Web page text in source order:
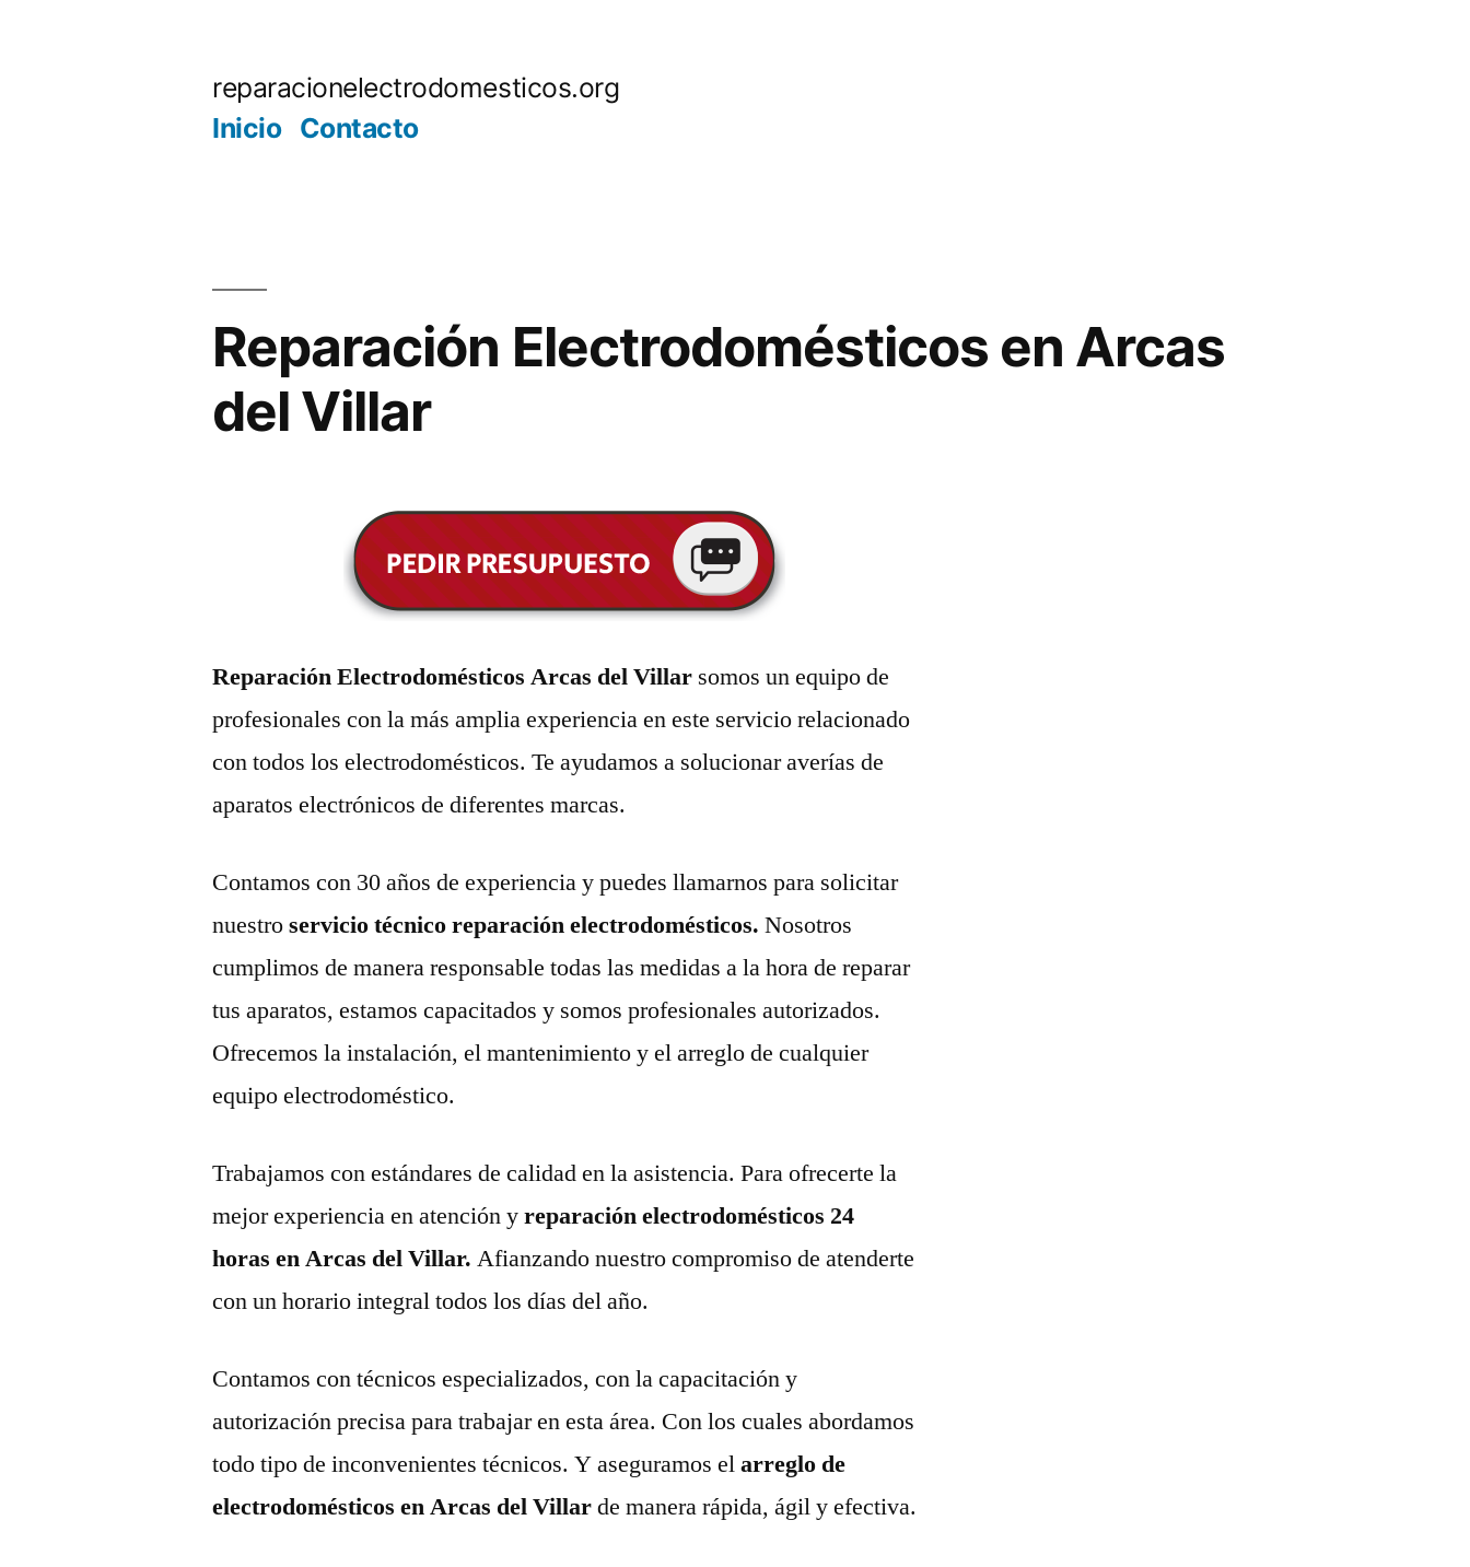
reparacionelectrodomesticos.org
Inicio Contacto
Reparación Electrodomésticos en Arcas
del Villar
Reparación Electrodomésticos Arcas del Villar somos un equipo de
profesionales con la más amplia experiencia en este servicio relacionado
con todos los electrodomésticos. Te ayudamos a solucionar averías de
aparatos electrónicos de diferentes marcas.
Contamos con 30 años de experiencia y puedes llamarnos para solicitar
nuestroservicio técnico reparación electrodomésticos.Nosotros
cumplimos de manera responsable todas las medidas a la hora de reparar
tus aparatos, estamos capacitados y somos profesionales autorizados.
Ofrecemos la instalación, el mantenimiento y el arreglo de cualquier
equipo electrodoméstico.
Trabajamos con estándares de calidad en la asistencia. Para ofrecerte la
mejor experiencia en atención yreparación electrodomésticos 24
horas en Arcas del Villar.Afianzando nuestro compromiso de atenderte
con un horario integral todos los días del año.
Contamos con técnicos especializados, con la capacitación y
autorización precisa para trabajar en esta área. Con los cuales abordamos
todo tipo de inconvenientes técnicos. Y aseguramos elarreglo de
electrodomésticos en Arcas del Villarde manera rápida, ágil y efectiva.